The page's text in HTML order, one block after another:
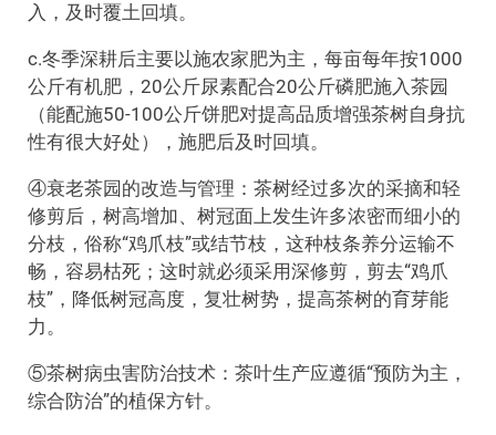
入，及时覆土回填。
c.冬季深耕后主要以施农家肥为主，每亩每年按1000
公斤有机肥，20公斤尿素配合20公斤磷肥施入茶园
（能配施50-100公斤饼肥对提高品质增强茶树自身抗
性有很大好处），施肥后及时回填。
④衰老茶园的改造与管理：茶树经过多次的采摘和轻
修剪后，树高增加、树冠面上发生许多浓密而细小的
分枝，俗称“鸡爪枝”或结节枝，这种枝条养分运输不
畅，容易枯死；这时就必须采用深修剪，剪去“鸡爪
枝”，降低树冠高度，复壮树势，提高茶树的育芽能
力。
⑤茶树病虫害防治技术：茶叶生产应遵循“预防为主，
综合防治”的植保方针。